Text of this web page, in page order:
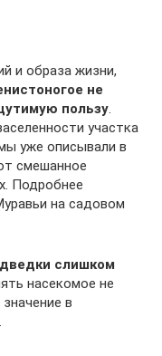
и образа жизни,
не
пользу
участка
уже описывали в
смешанное
Подробнее
на садовом
слишком
насекомое не
в